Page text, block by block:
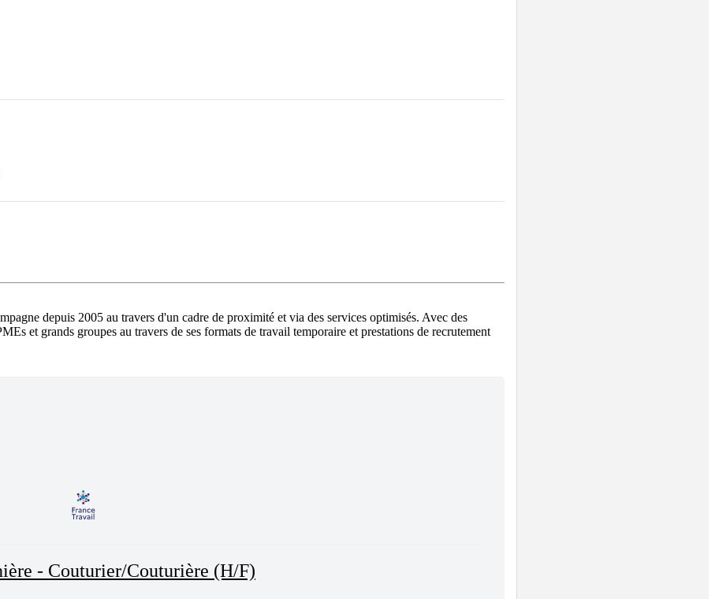
depuis 2005 au travers d'un cadre de proximité et via des services optimisés. Avec des
et grands groupes au travers de ses formats de travail temporaire et prestations de recrutement
- Couturier/Couturière (H/F)